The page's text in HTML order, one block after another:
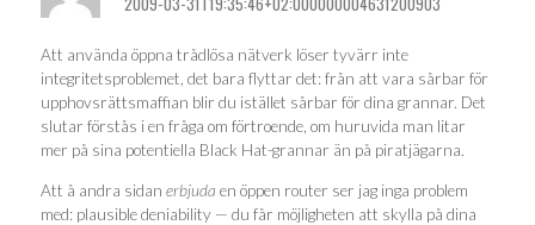
Att använda öppna trådlösa nätverk löser tyvärr inte
integritetsproblemet, det bara flyttar det: från att vara sårbar för
upphovsrättsmaffian blir du istället sårbar för dina grannar. Det
slutar förstås i en fråga om förtroende, om huruvida man litar
mer på sina potentiella Black Hat-grannar än på piratjägarna.
Att å andra sidan erbjuda en öppen router ser jag inga problem
med: plausible deniability — du får möjligheten att skylla på dina